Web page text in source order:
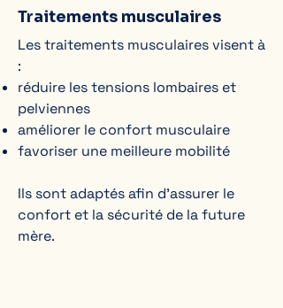
Traitements musculaires
Les traitements musculaires visent à
:
réduire les tensions lombaires et
pelviennes
améliorer le confort musculaire
favoriser une meilleure mobilité
Ils sont adaptés afin d’assurer le
confort et la sécurité de la future
mère.